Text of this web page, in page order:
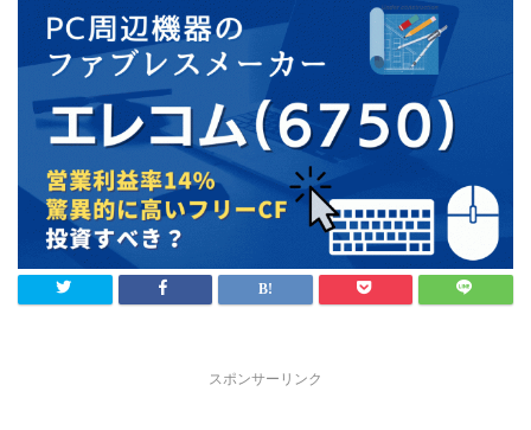
スポンサーリンク